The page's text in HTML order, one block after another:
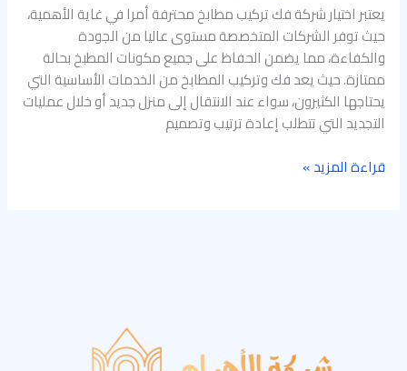
يعتبر اختيار شركة فك تركيب مطابخ محترفة أمرا في غاية الأهمية،
حيث توفر الشركات المتخصصة مستوى عاليا من الجودة
والكفاءة، مما يضمن الحفاظ على جميع مكونات المطبخ بحالة
ممتازة. حيث يعد فك وتركيب المطابخ من الخدمات الأساسية التي
يحتاجها الكثيرون، سواء عند الانتقال إلى منزل جديد أو خلال عمليات
التجديد التي تتطلب إعادة ترتيب وتصميم
قراءة المزيد »